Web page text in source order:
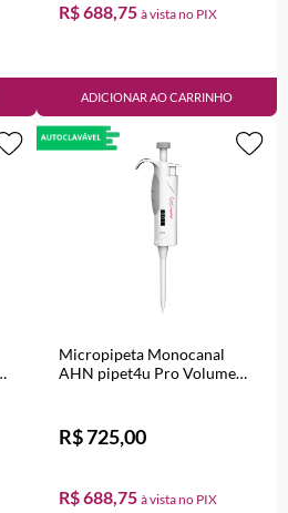
R$ 688,75
ADICIONAR AO CARRINHO
Micropipeta Monocanal
AHN pipet4u Pro Volume
R$ 688,75
R$ 725,00